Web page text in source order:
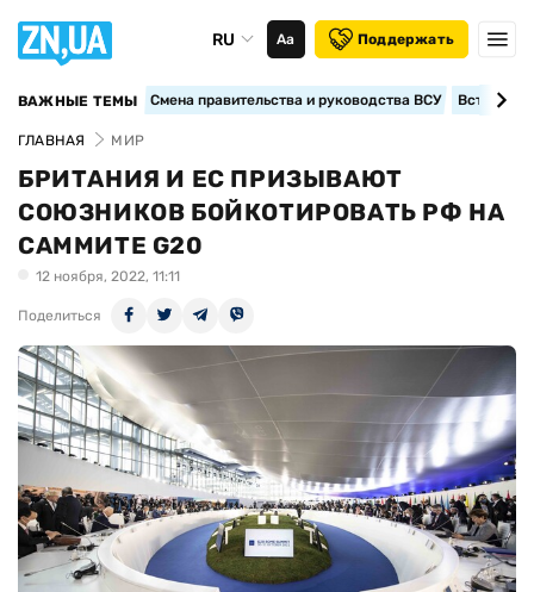
RU Аа Поддержать
ВАЖНЫЕ ТЕМЫ Смена правительства и руководства ВСУ
ГЛАВНАЯ МИР
БРИТАНИЯ И ЕС ПРИЗЫВАЮТ
СОЮЗНИКОВ БОЙКОТИРОВАТЬ РФ НА
САММИТЕ G20
12 ноября, 2022, 11:11
Поделиться